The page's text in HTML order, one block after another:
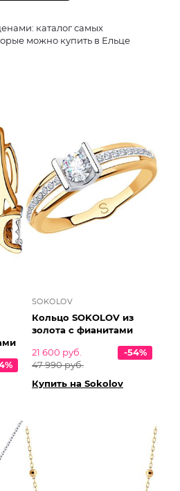
можно купить в Ельце
SOKOLOV
Кольцо SOKOLOV из
золота с фианитами
21 600 руб.
47 990 руб.
-54%
Купить на Sokolov